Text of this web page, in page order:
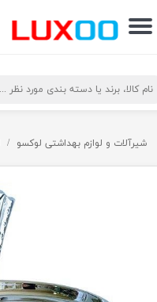
​جستجو
حساب کاربری من
خروج از حساب کاربری
شیرآلات و لوازم بهداشتی لوکسو